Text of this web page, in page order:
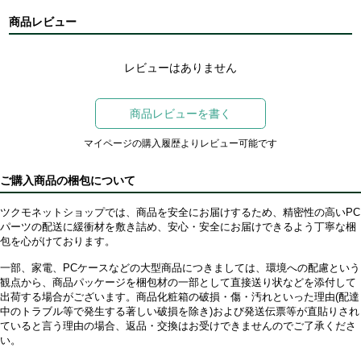
商品レビュー
レビューはありません
商品レビューを書く
マイページの購入履歴よりレビュー可能です
ご購入商品の梱包について
ツクモネットショップでは、商品を安全にお届けするため、精密性の高いPC
パーツの配送に緩衝材を敷き詰め、安心・安全にお届けできるよう丁寧な梱
包を心がけております。
一部、家電、PCケースなどの大型商品につきましては、環境への配慮という
観点から、商品パッケージを梱包材の一部として直接送り状などを添付して
出荷する場合がございます。商品化粧箱の破損・傷・汚れといった理由(配達
中のトラブル等で発生する著しい破損を除き)および発送伝票等が直貼りされ
ていると言う理由の場合、返品・交換はお受けできませんのでご了承くださ
い。